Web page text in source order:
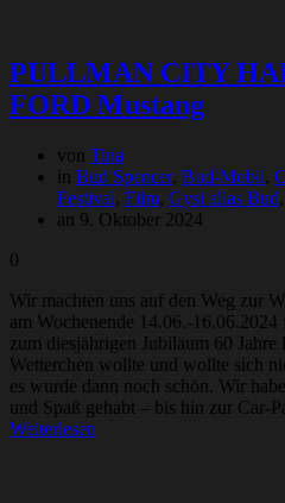
PULLMAN CITY
FORD Mustang
von Tina
in Bud Spencer, Bud-Mobil,
Festival, Film, Gysi alias Bud,
an 9. Oktober 2024
0
Wir machten uns auf den Weg zur
am Wochenende 14.06.-
zum diesjährigen Jubiläum 60 Jahre
Wetterchen wollte und wollte sich
es wurde dann noch schön. Wir
und Spaß gehabt – bis hin zur Car-
Weiterlesen